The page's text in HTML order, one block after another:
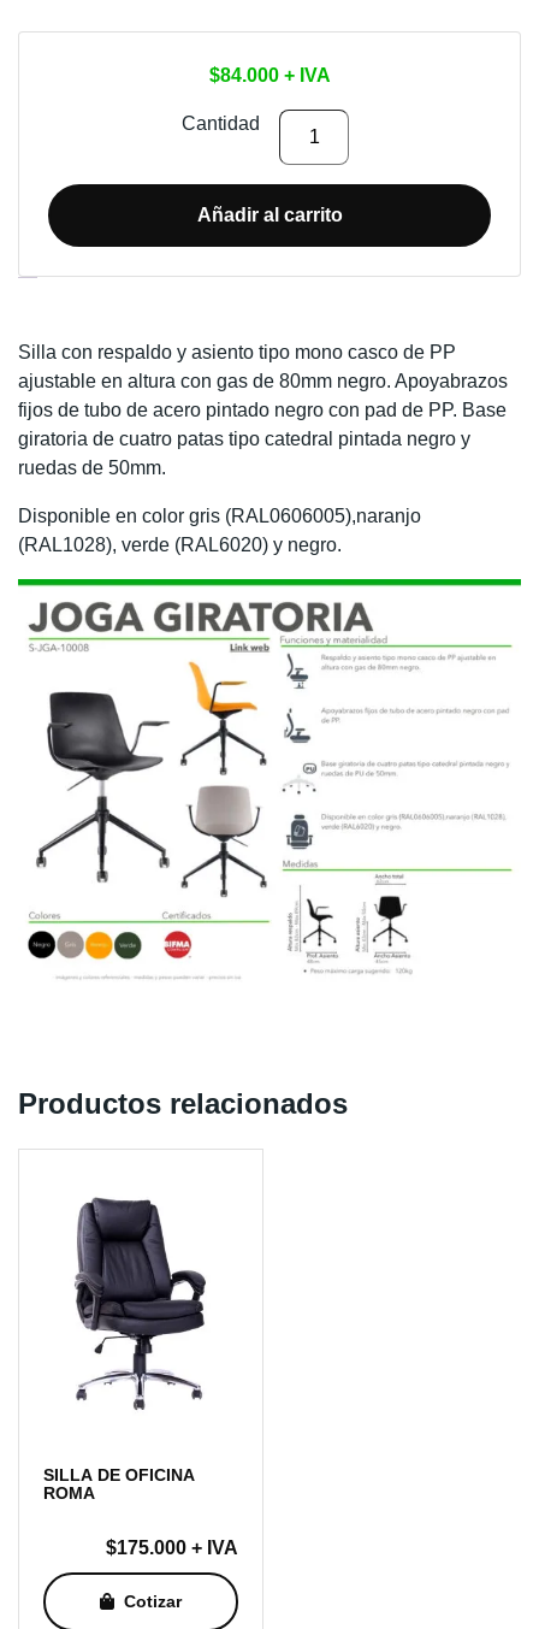
$84.000+ IVA
Cantidad
SILLA
OFICINA
JOGA
Añadir al carrito
Silla con respaldo y asiento tipo mono casco de PP
ajustable en altura con gas de 80mm negro. Apoyabrazos
fijos de tubo de acero pintado negro con pad de PP. Base
giratoria de cuatro patas tipo catedral pintada negro y
ruedas de 50mm.
Disponible en color gris (RAL0606005),naranjo
(RAL1028), verde (RAL6020) y negro.
Productos relacionados
SILLA DE OFICINA
ROMA
$175.000 + IVA
Cotizar